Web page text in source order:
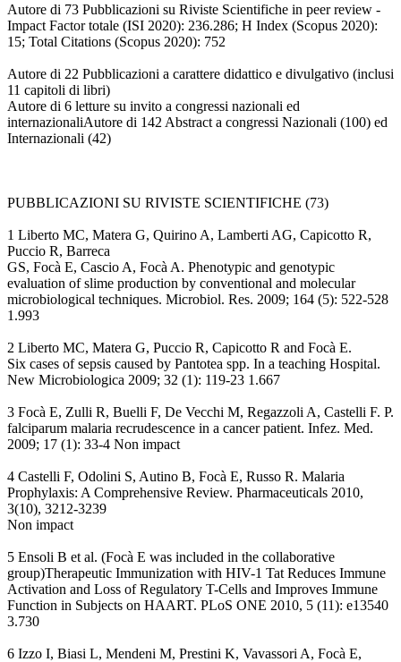
Autore di 73 Pubblicazioni su Riviste Scientifiche in peer review -
Impact Factor totale (ISI 2020): 236.286; H Index (Scopus 2020):
15; Total Citations (Scopus 2020): 752
Autore di 22 Pubblicazioni a carattere didattico e divulgativo (inclusi
11 capitoli di libri)
Autore di 6 letture su invito a congressi nazionali ed
internazionaliAutore di 142 Abstract a congressi Nazionali (100) ed
Internazionali (42)
PUBBLICAZIONI SU RIVISTE SCIENTIFICHE (73)
1 Liberto MC, Matera G, Quirino A, Lamberti AG, Capicotto R,
Puccio R, Barreca
GS, Focà E, Cascio A, Focà A. Phenotypic and genotypic
evaluation of slime production by conventional and molecular
microbiological techniques. Microbiol. Res. 2009; 164 (5): 522-528
1.993
2 Liberto MC, Matera G, Puccio R, Capicotto R and Focà E.
Six cases of sepsis caused by Pantotea spp. In a teaching Hospital.
New Microbiologica 2009; 32 (1): 119-23 1.667
3 Focà E, Zulli R, Buelli F, De Vecchi M, Regazzoli A, Castelli F. P.
falciparum malaria recrudescence in a cancer patient. Infez. Med.
2009; 17 (1): 33-4 Non impact
4 Castelli F, Odolini S, Autino B, Focà E, Russo R. Malaria
Prophylaxis: A Comprehensive Review. Pharmaceuticals 2010,
3(10), 3212-3239
Non impact
5 Ensoli B et al. (Focà E was included in the collaborative
group)Therapeutic Immunization with HIV-1 Tat Reduces Immune
Activation and Loss of Regulatory T-Cells and Improves Immune
Function in Subjects on HAART. PLoS ONE 2010, 5 (11): e13540
3.730
6 Izzo I, Biasi L, Mendeni M, Prestini K, Vavassori A, Focà E,